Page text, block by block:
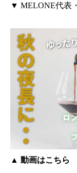
▼ MELONE代表
▲ 動画はこちら